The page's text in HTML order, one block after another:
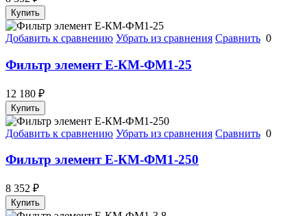
Купить
Добавить к сравнению Убрать из сравнения Сравнить 0
Фильтр элемент Е-КМ-ФМ1-25
12 180 ₽
Купить
Добавить к сравнению Убрать из сравнения Сравнить 0
Фильтр элемент Е-КМ-ФМ1-250
8 352 ₽
Купить